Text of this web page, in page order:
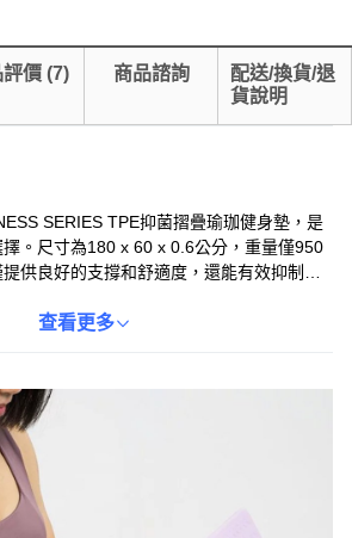
評價 (7) 商品諮詢
配送/換貨/退
貨說明
SERIES TPE抑菌摺疊瑜珈健身墊，是
。尺寸為180 x 60 x 0.6公分，重量僅950
供良好的支撐和舒適度，還能有效抑制細
便收納，附贈專屬收納袋，讓您隨時隨地
查看更多